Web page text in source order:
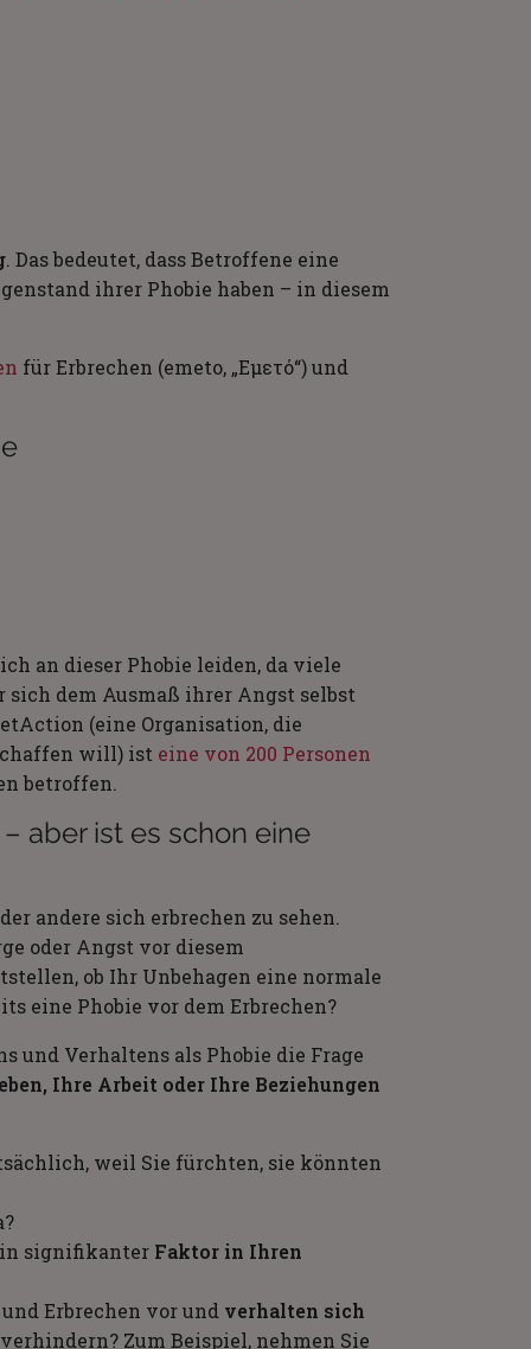
. Das bedeutet, dass Betroffene eine
ihrer Phobie haben – in diesem
für Erbrechen (emeto, „Εμετό“) und
an dieser Phobie leiden, da viele
dem Ausmaß ihrer Angst selbst
(eine Organisation, die
will) ist eine von 200 Personen
betroffen.
aber ist es schon eine
andere sich erbrechen zu sehen.
oder Angst vor diesem
ob Ihr Unbehagen eine normale
eine Phobie vor dem Erbrechen?
und Verhaltens als Phobie die Frage
Ihre Arbeit oder Ihre Beziehungen
weil Sie fürchten, sie könnten
signifikanter Faktor in Ihren
Erbrechen vor und verhalten sich
verhindern? Zum Beispiel, nehmen Sie